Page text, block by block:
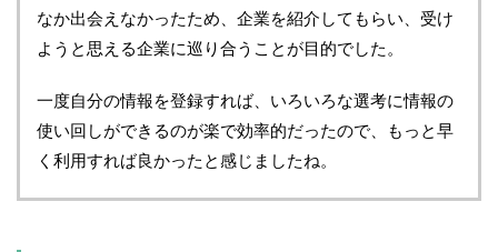
なか出会えなかったため、企業を紹介してもらい、受け
ようと思える企業に巡り合うことが目的でした。
一度自分の情報を登録すれば、いろいろな選考に情報の
使い回しができるのが楽で効率的だったので、もっと早
く利用すれば良かったと感じましたね。